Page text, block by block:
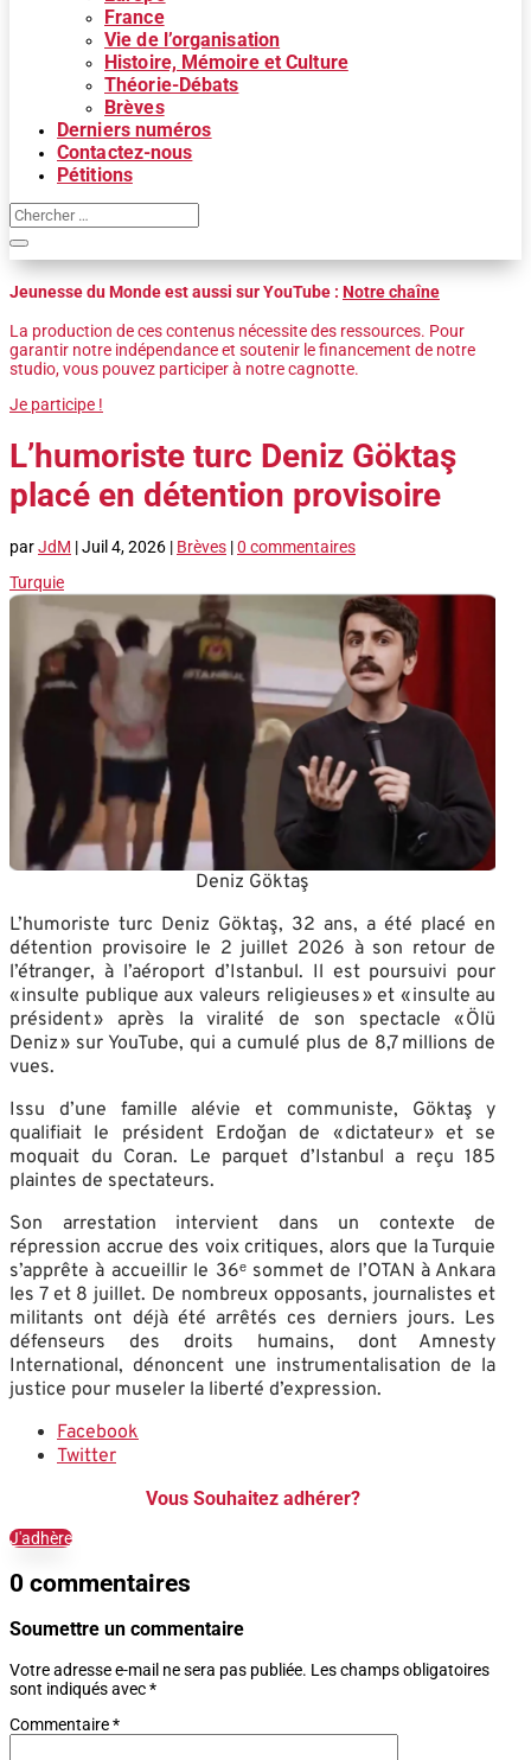
France
Vie de l’organisation
Histoire, Mémoire et Culture
Théorie-Débats
Brèves
Derniers numéros
Contactez-nous
Pétitions
Jeunesse du Monde est aussi sur YouTube : Notre chaîne
La production de ces contenus nécessite des ressources. Pour
garantir notre indépendance et soutenir le financement de notre
studio, vous pouvez participer à notre cagnotte.
Je participe !
L’humoriste turc Deniz Göktaş
placé en détention provisoire
parJdM |Juil 4, 2026 | Brèves |0 commentaires
Turquie
Deniz Göktaş
L’humoriste turc Deniz Göktaş, 32 ans, a été placé en
détention provisoire le 2 juillet 2026 à son retour de
l’étranger, à l’aéroport d’Istanbul. Il est poursuivi pour
« insulte publique aux valeurs religieuses » et « insulte au
président » après la viralité de son spectacle « Ölü
Deniz » sur YouTube, qui a cumulé plus de 8,7 millions de
vues.
Issu d’une famille alévie et communiste, Göktaş y
qualifiait le président Erdoğan de « dictateur » et se
moquait du Coran. Le parquet d’Istanbul a reçu 185
plaintes de spectateurs.
Son arrestation intervient dans un contexte de
répression accrue des voix critiques, alors que la Turquie
s’apprête à accueillir le 36ᵉ sommet de l’OTAN à Ankara
les 7 et 8 juillet. De nombreux opposants, journalistes et
militants ont déjà été arrêtés ces derniers jours. Les
défenseurs des droits humains, dont Amnesty
International, dénoncent une instrumentalisation de la
justice pour museler la liberté d’expression.
Facebook
Twitter
Vous Souhaitez adhérer?
J'adhère
0 commentaires
Soumettre un commentaire
Votre adresse e-mail ne sera pas publiée. Les champs obligatoires
sont indiqués avec*
Commentaire*